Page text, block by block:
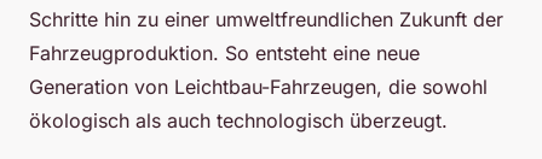
Schritte hin zu einer umweltfreundlichen Zukunft der
Fahrzeugproduktion. So entsteht eine neue
Generation von Leichtbau-Fahrzeugen, die sowohl
ökologisch als auch technologisch überzeugt.